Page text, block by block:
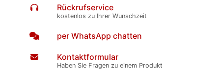
Rückrufservice
kostenlos zu Ihrer Wunschzeit
per WhatsApp chatten
Kontaktformular
Haben Sie Fragen zu einem Produkt